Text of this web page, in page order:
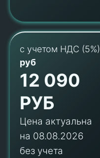
с учетом НДС (5%)
руб
12 090
РУБ
Цена актуальна
на 08.08.2026
без учета